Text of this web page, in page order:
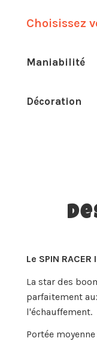
Choisissez
Maniabilité
Décoration
Le SPIN
La star des
parfaitement
l'échauffement.
Portée